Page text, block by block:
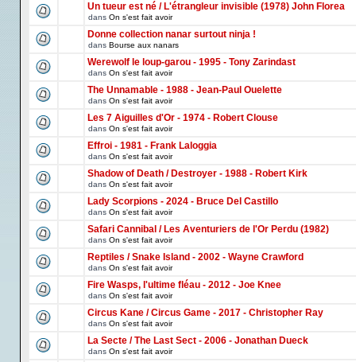
Un tueur est né / L'étrangleur invisible (1978) John Florea
dans On s'est fait avoir
Donne collection nanar surtout ninja !
dans Bourse aux nanars
Werewolf le loup-garou - 1995 - Tony Zarindast
dans On s'est fait avoir
The Unnamable - 1988 - Jean-Paul Ouelette
dans On s'est fait avoir
Les 7 Aiguilles d'Or - 1974 - Robert Clouse
dans On s'est fait avoir
Effroi - 1981 - Frank Laloggia
dans On s'est fait avoir
Shadow of Death / Destroyer - 1988 - Robert Kirk
dans On s'est fait avoir
Lady Scorpions - 2024 - Bruce Del Castillo
dans On s'est fait avoir
Safari Cannibal / Les Aventuriers de l'Or Perdu (1982)
dans On s'est fait avoir
Reptiles / Snake Island - 2002 - Wayne Crawford
dans On s'est fait avoir
Fire Wasps, l'ultime fléau - 2012 - Joe Knee
dans On s'est fait avoir
Circus Kane / Circus Game - 2017 - Christopher Ray
dans On s'est fait avoir
La Secte / The Last Sect - 2006 - Jonathan Dueck
dans On s'est fait avoir